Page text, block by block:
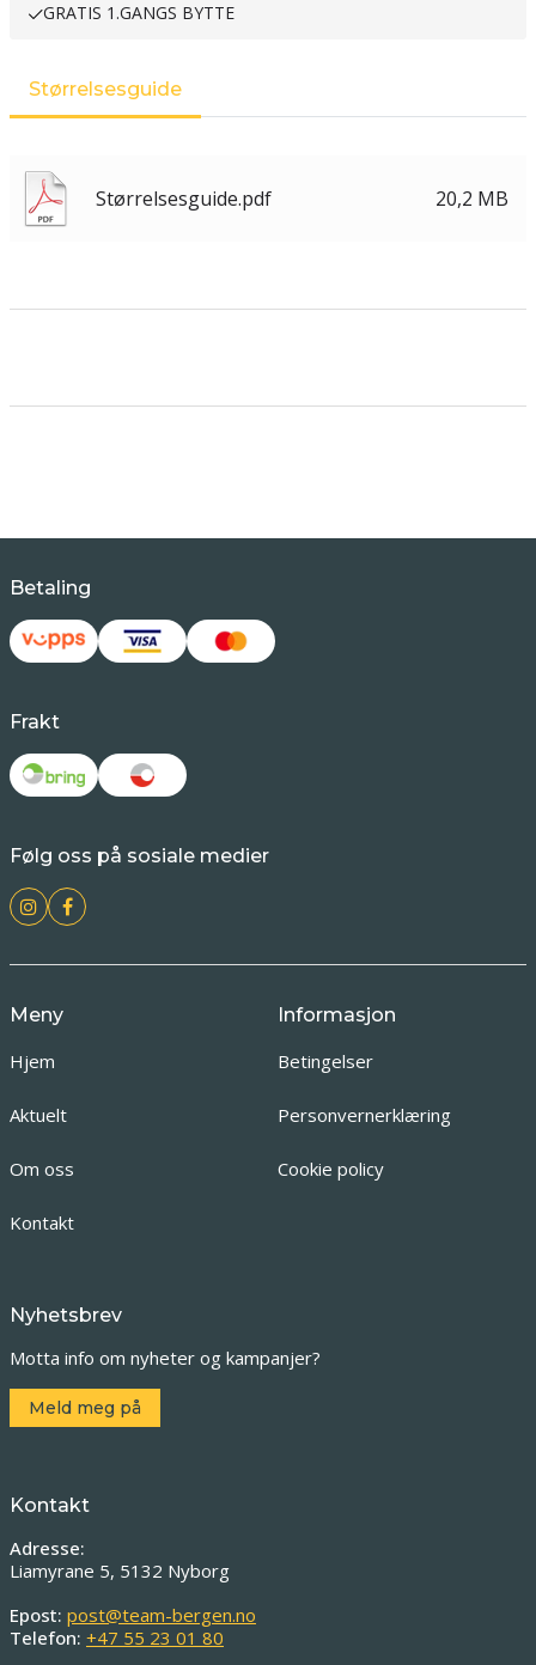
GRATIS 1.GANGS BYTTE
Størrelsesguide
Størrelsesguide.pdf 20,2 MB
Betaling
Frakt
Følg oss på sosiale medier
Meny
Hjem
Aktuelt
Om oss
Kontakt
Informasjon
Betingelser
Personvernerklæring
Cookie policy
Nyhetsbrev
Motta info om nyheter og kampanjer?
Meld meg på
Kontakt
Adresse:
Liamyrane 5, 5132 Nyborg
Epost: post@team-bergen.no
Telefon: +47 55 23 01 80